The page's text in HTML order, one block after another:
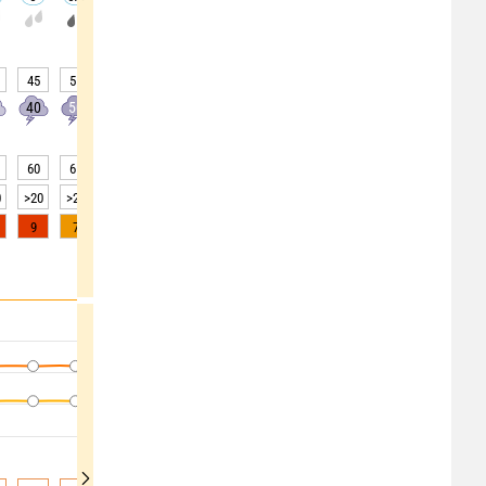
45 55
40 50
60 61
>20 >20
9 7